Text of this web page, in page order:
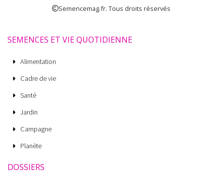
Semencemag.fr. Tous droits réservés
SEMENCES ET VIE QUOTIDIENNE
Alimentation
Cadre de vie
Santé
Jardin
Campagne
Planète
DOSSIERS